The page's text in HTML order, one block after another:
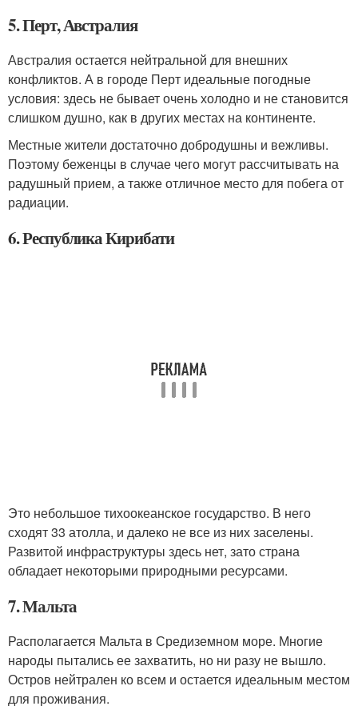
5. Перт, Австралия
Австралия остается нейтральной для внешних
конфликтов. А в городе Перт идеальные погодные
условия: здесь не бывает очень холодно и не становится
слишком душно, как в других местах на континенте.
Местные жители достаточно добродушны и вежливы.
Поэтому беженцы в случае чего могут рассчитывать на
радушный прием, а также отличное место для побега от
радиации.
6. Республика Кирибати
Это небольшое тихоокеанское государство. В него
сходят 33 атолла, и далеко не все из них заселены.
Развитой инфраструктуры здесь нет, зато страна
обладает некоторыми природными ресурсами.
7. Мальта
Располагается Мальта в Средиземном море. Многие
народы пытались ее захватить, но ни разу не вышло.
Остров нейтрален ко всем и остается идеальным местом
для проживания.